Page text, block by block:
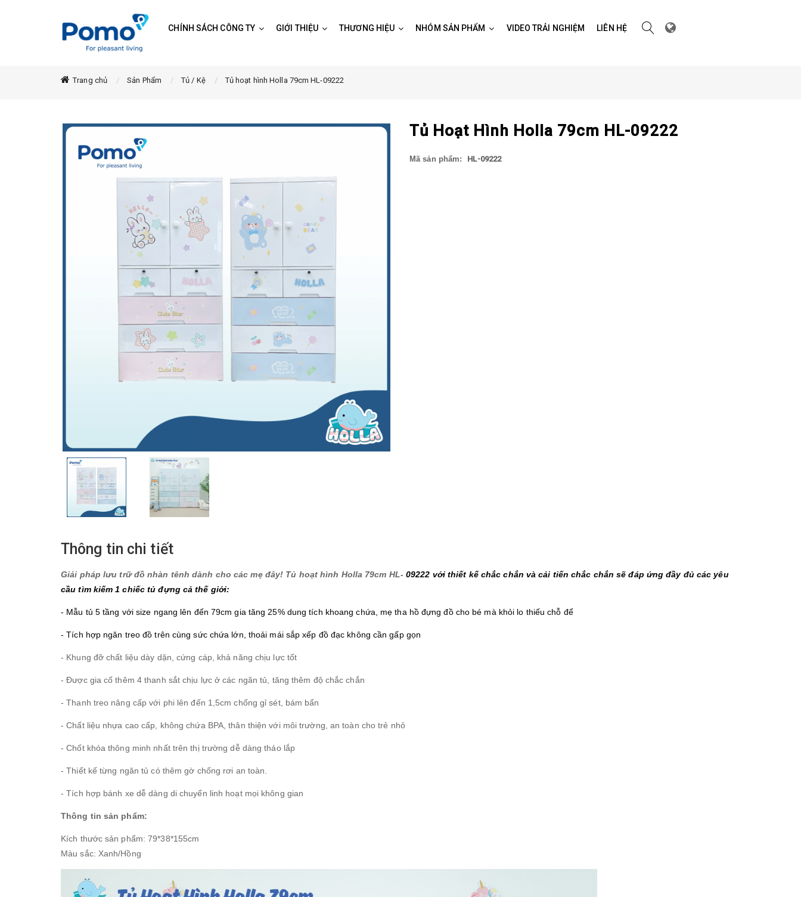
CHÍNH SÁCH CÔNG TY GIỚI THIỆU THƯƠNG HIỆU NHÓM SẢN PHẨM VIDEO TRẢI NGHIỆM LIÊN HỆ
Trang chủ Sản Phẩm Tủ / Kệ Tủ hoạt hình Holla 79cm HL-09222
Tủ Hoạt Hình Holla 79cm HL-09222
Mã sản phẩm: HL-09222
Thông tin chi tiết
Giải pháp lưu trữ đồ nhàn tênh dành cho các mẹ đây! Tủ hoạt hình Holla 79cm HL-09222 với thiết kế chắc chắn và cải tiến chắc chắn sẽ đáp ứng đầy đủ các yêu
cầu tìm kiếm 1 chiếc tủ đựng cả thế giới:
- Mẫu tủ 5 tầng với size ngang lên đến 79cm gia tăng 25% dung tích khoang chứa, mẹ tha hồ đựng đồ cho bé mà khỏi lo thiếu chỗ để
- Tích hợp ngăn treo đồ trên cùng sức chứa lớn, thoải mái sắp xếp đồ đạc không cần gấp gọn
- Khung đỡ chất liệu dày dặn, cứng cáp, khả năng chịu lực tốt
- Được gia cố thêm 4 thanh sắt chịu lực ở các ngăn tủ, tăng thêm độ chắc chắn
- Thanh treo nâng cấp với phi lên đến 1,5cm chống gỉ sét, bám bẩn
- Chất liệu nhựa cao cấp, không chứa BPA, thân thiện với môi trường, an toàn cho trẻ nhỏ
- Chốt khóa thông minh nhất trên thị trường dễ dàng tháo lắp
- Thiết kế từng ngăn tủ có thêm gờ chống rơi an toàn.
- Tích hợp bánh xe dễ dàng di chuyển linh hoạt mọi không gian
Thông tin sản phẩm:
Kích thước sản phẩm: 79*38*155cm
Màu sắc: Xanh/Hồng